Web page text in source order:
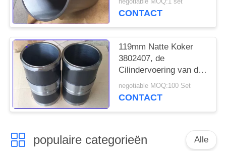
negotiable MOQ:1 set
CONTACT
119mm Natte Koker
3802407, de
Cilindervoering van de
Motorcilinder van 6CT
Cummins
negotiable MOQ:100 Set
CONTACT
populaire categorieën Alle